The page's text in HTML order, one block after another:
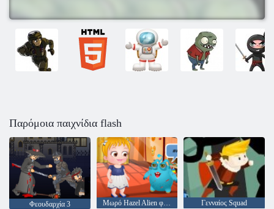
Παρόμοια παιχνίδια flash
Φεουδαρχία 3 Μωρό Hazel Alien φίλο Γενναίος Squad